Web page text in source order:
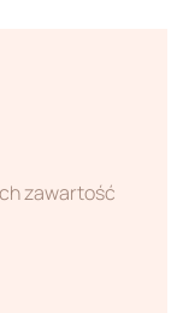
zawartość